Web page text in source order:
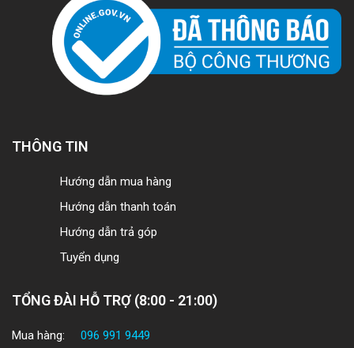
THÔNG TIN
Hướng dẫn mua hàng
Hướng dẫn thanh toán
Hướng dẫn trả góp
Tuyển dụng
TỔNG ĐÀI HỖ TRỢ (8:00 - 21:00)
Mua hàng: 096 991 9449